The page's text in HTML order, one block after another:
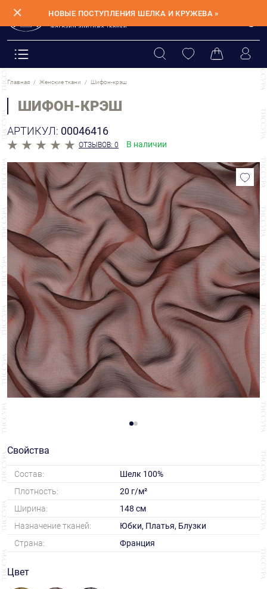
✕ НОВЫЕ ПОСТУПЛЕНИЯ ШЕЛКА И КРУЖЕВА »
Главная Женские ткани Шифон-крэш
ШИФОН-КРЭШ
АРТИКУЛ: 00046416
ОТЗЫВОВ: 0 В наличии
Свойства
Состав:
Шелк 100%
Плотность:
20 г/м²
Ширина:
148 см
Назначение тканей:
Юбки, Платья, Блузки
Страна:
Франция
Цвет